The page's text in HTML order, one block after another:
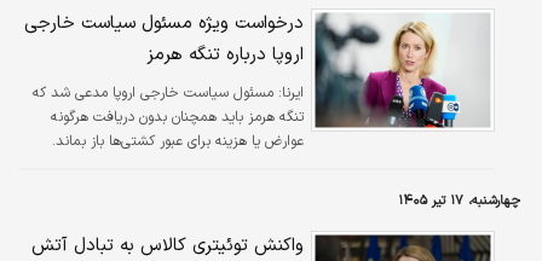
درخواست ویژه مسئول سیاست خارجی
اروپا درباره تنگه هرمز
ایرنا: مسئول سیاست خارجی اروپا مدعی شد که
تنگه هرمز باید همچنان بدون دریافت هرگونه
عوارض یا هزینه برای عبور کشتی‌ها باز بماند.
چهارشنبه، ۱۷ تیر ۱۴۰۵
واکنش توئیتری کالاس به تبادل آتش